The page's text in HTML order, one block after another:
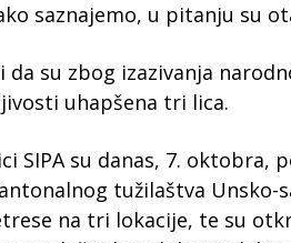
saznajemo, u pitanju su
da su zbog izazivanja
uhapšena tri lica.
SIPA su danas, 7. oktobra,
tužilaštva Unsko-
na tri lokacije, te su